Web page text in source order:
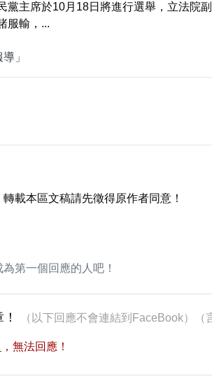
黨主席於10月18日將進行選舉，立法院
服輸，...
」
轉載本區文稿請先徵得原作者同意！
第一個回應的人吧！
（以下回應不會連結到FaceBook）
，無法回應！